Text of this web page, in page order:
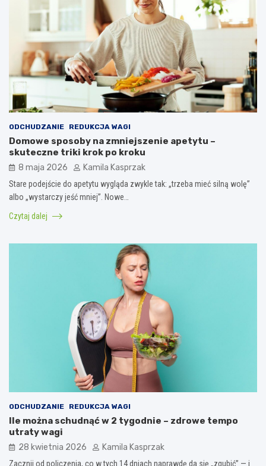
ODCHUDZANIE REDUKCJA WAGI
Domowe sposoby na zmniejszenie apetytu –
skuteczne triki krok po kroku
8 maja 2026 Kamila Kasprzak
Stare podejście do apetytu wygląda zwykle tak: „trzeba mieć silną wolę”
albo „wystarczy jeść mniej”. Nowe…
Czytaj dalej
ODCHUDZANIE REDUKCJA WAGI
Ile można schudnąć w 2 tygodnie – zdrowe tempo
utraty wagi
28 kwietnia 2026 Kamila Kasprzak
Zacznij od policzenia, co w tych 14 dniach naprawdę da się „zgubić” — i